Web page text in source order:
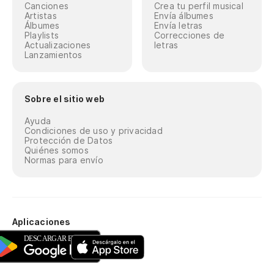
Canciones
Artistas
Álbumes
Playlists
Actualizaciones
Lanzamientos
Crea tu perfil musical
Envía álbumes
Envía letras
Correcciones de
letras
Sobre el sitio web
Ayuda
Condiciones de uso y privacidad
Protección de Datos
Quiénes somos
Normas para envío
Aplicaciones